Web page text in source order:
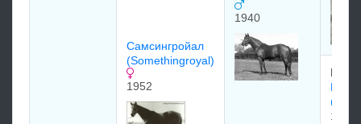
Самсингрoйал
(Somethingroyal)
1952
1940
Mrs.
1933